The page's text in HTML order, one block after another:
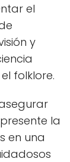
el
y
folklore.
la
en una